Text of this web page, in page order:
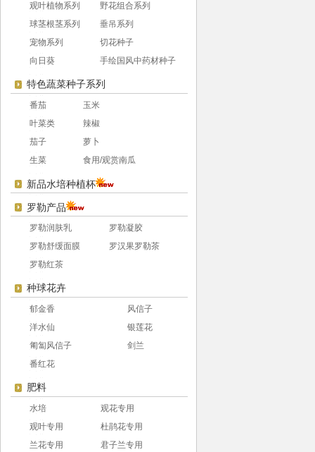
观叶植物系列
野花组合系列
球茎根茎系列
垂吊系列
宠物系列
切花种子
向日葵
手绘国风中药材种子
特色蔬菜种子系列
番茄
玉米
叶菜类
辣椒
茄子
萝卜
生菜
食用/观赏南瓜
新品水培种植杯
罗勒产品
罗勒润肤乳
罗勒凝胶
罗勒舒缓面膜
罗汉果罗勒茶
罗勒红茶
种球花卉
郁金香
风信子
洋水仙
银莲花
匍匐风信子
剑兰
番红花
肥料
水培
观花专用
观叶专用
杜鹃花专用
兰花专用
君子兰专用